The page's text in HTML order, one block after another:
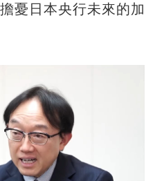
憂日本央行未來的加